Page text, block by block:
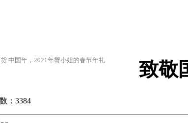
中国年，2021年蟹小姐的春节年礼 致敬
：3384